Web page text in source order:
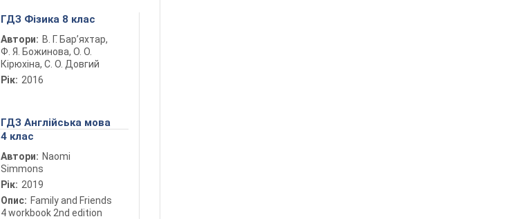
ГДЗ Фізика 8 клас
Автори: В. Г. Бар’яхтар,
Ф. Я. Божинова, О. О.
Кірюхіна, С. О. Довгий
Рік: 2016
ГДЗ Англійська мова
4 клас
Автори: Naomi
Simmons
Рік: 2019
Опис: Family and Friends
4 workbook 2nd edition